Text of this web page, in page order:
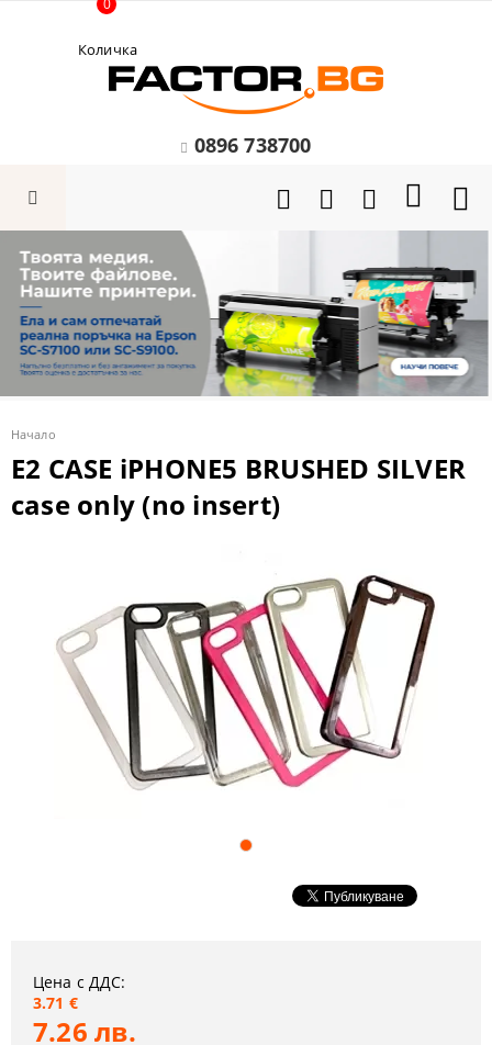
Количка
0
0896 738700
Начало
Е2 CASE iPHONE5 BRUSHED SILVER
case only (no insert)
Цена с ДДС:
3.71 €
7.26 лв.